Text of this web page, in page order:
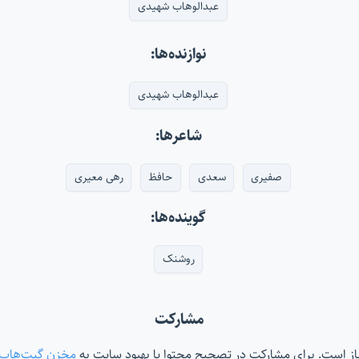
عبدالوهاب شهیدی
نوازنده‌ها:
عبدالوهاب شهیدی
شاعرها:
صفیری سعدی حافظ رهی معیری
گوینده‌ها:
روشنک
مشارکت
است. برای مشارکت در تصحیح محتوا یا بهبود سایت بهمخزن